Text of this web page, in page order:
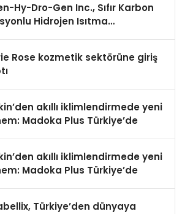
Hy-Dro-Gen Inc., Sıfır Karbon
Hidrojen Isıtma
Rose kozmetik sektörüne giriş
akıllı iklimlendirmede yeni
Madoka Plus Türkiye’de
akıllı iklimlendirmede yeni
Madoka Plus Türkiye’de
Türkiye’den dünyaya